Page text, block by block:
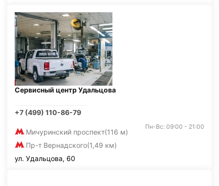
Сервисный центр Удальцова
+7 (499) 110-86-79
Мичуринский проспект(116 м)
Пр-т Вернадского(1,49 км)
Пн-Вс: 09:00 - 21:00
ул. Удальцова, 60